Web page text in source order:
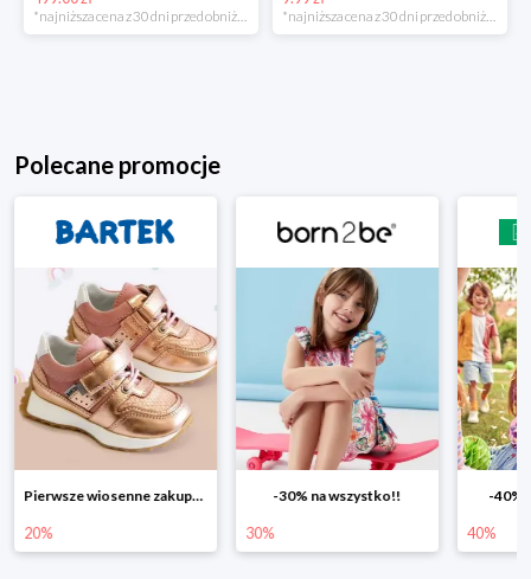
Polecane promocje
Pierwsze wiosenne zakupy -20%
20%
-30% na wszystko!!
30%
-40%
40%